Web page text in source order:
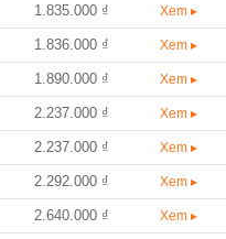
1.835.000 ₫ Xem ▸
1.836.000 ₫ Xem ▸
1.890.000 ₫ Xem ▸
2.237.000 ₫ Xem ▸
2.237.000 ₫ Xem ▸
2.292.000 ₫ Xem ▸
2.640.000 ₫ Xem ▸